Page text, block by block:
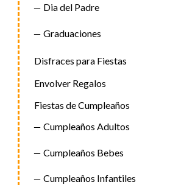
Dia del Padre
Graduaciones
Disfraces para Fiestas
Envolver Regalos
Fiestas de Cumpleaños
Cumpleaños Adultos
Cumpleaños Bebes
Cumpleaños Infantiles